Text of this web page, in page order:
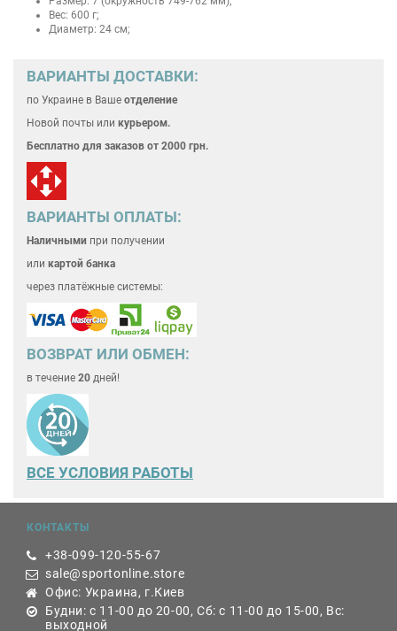
Вес: 600 г;
Диаметр: 24 см;
ВАРИАНТЫ ДОСТАВКИ:
по Украине в Ваше отделение
Новой почты или курьером.
Бесплатно для заказов от 2000 грн.
ВАРИАНТЫ ОПЛАТЫ:
Наличными при получении
или картой банка
через платёжные системы:
ВОЗВРАТ ИЛИ ОБМЕН:
в течение 20 дней!
ВСЕ УСЛОВИЯ РАБОТЫ
КОНТАКТЫ
+38-099-120-55-67
sale@sportonline.store
Офис: Украина, г.Киев
Будни: с 11-00 до 20-00, Сб: с 11-00 до 15-00, Вс:
выходной